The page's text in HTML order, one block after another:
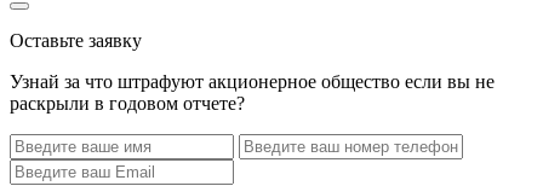
Оставьте заявку
Узнай за что штрафуют акционерное общество если вы не
раскрыли в годовом отчете?